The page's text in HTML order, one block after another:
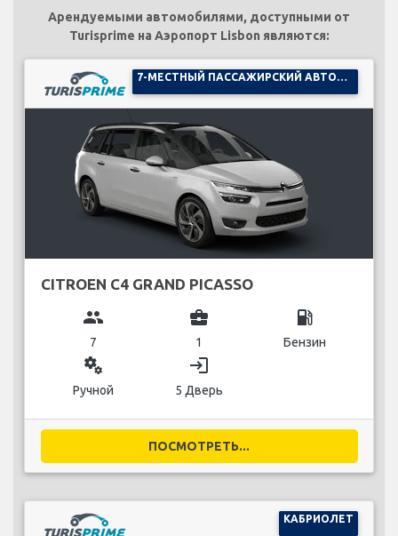
Арендуемыми автомобилями, доступными от
Turisprime на Аэропорт Lisbon являются:
CITROEN C4 GRAND PICASSO
group
7
business_center
1
local_gas_station
Бензин
miscellaneous_services
Ручной
login
5 Дверь
ПОСМОТРЕТЬ...
КАБРИОЛЕТ